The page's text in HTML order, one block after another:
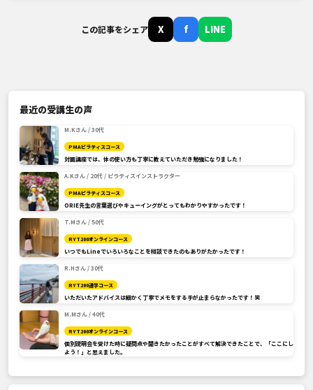
この記事をシェア X f LINE
最近の受講生の声
M.Kさん / 30代
PMAピラティスコース
対面講座では、体の使い方も丁寧に教えていただき勉強になりました！
A.Kさん / 20代 / ピラティスインストラクター
PMAピラティスコース
ORIE先生の言葉選びやキューイングがとってもわかりやすかったです！
T.Mさん / 50代
RYT200オンラインコース
いつでもLineでいろいろなことを相談できたのもありがたかったです！
R.Hさん / 30代
RYT200通学コース
いただいたアドバイスは細かく丁寧でメモをする手が止まらなかったです！笑
M.Mさん / 40代
RYT200オンラインコース
個別説明会を受けた時に疑問点や聞きたかったことがすべて解決できたことで、「ここにし
よう！」と思えました。